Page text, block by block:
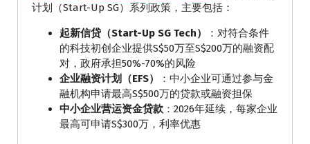
计划（Start-Up SG）系列政策，主要包括：
起新信贷（Start-Up SG Tech）
：对符合条件
的科技初创企业提供S$50万至S$200万的融资配
对，政府承担50%-70%的风险
企业融资计划（EFS）
：中小企业可通过参与金
融机构申请最高S$500万的贷款或融资担保
中小企业营运资金贷款 ：2026年延续，每家企业
最高可申请S$300万，利率优惠